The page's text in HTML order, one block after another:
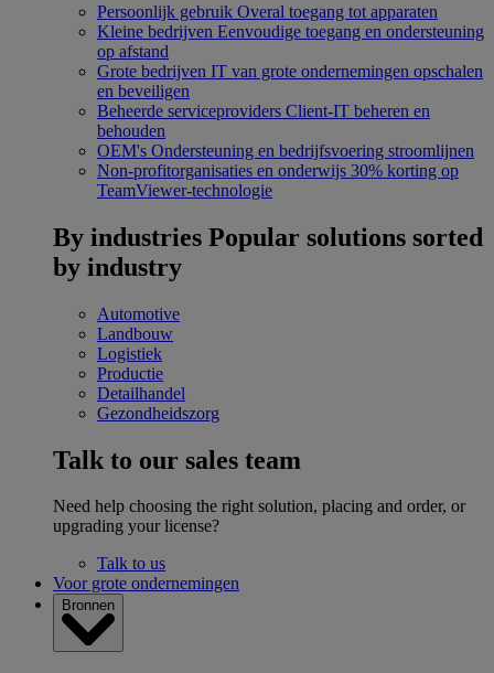
Persoonlijk gebruik Overal toegang tot apparaten
Kleine bedrijven Eenvoudige toegang en ondersteuning
op afstand
Grote bedrijven IT van grote ondernemingen opschalen
en beveiligen
Beheerde serviceproviders Client-IT beheren en
behouden
OEM's Ondersteuning en bedrijfsvoering stroomlijnen
Non-profitorganisaties en onderwijs 30% korting op
TeamViewer-technologie
By industries Popular solutions sorted
by industry
Automotive
Landbouw
Logistiek
Productie
Detailhandel
Gezondheidszorg
Talk to our sales team
Need help choosing the right solution, placing and order, or
upgrading your license?
Talk to us
Voor grote ondernemingen
Bronnen